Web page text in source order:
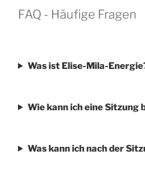
FAQ - Häufige Fragen
Was ist Elise-Mila-
Wie kann ich eine Sitzung
Was kann ich nach der